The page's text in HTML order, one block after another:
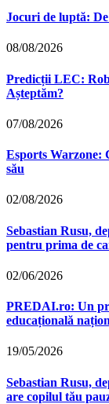
Jocuri de luptă:
08/08/2026
Predicții LEC:
Așteptăm?
07/08/2026
Esports Warzone:
său
02/08/2026
Sebastian Rusu,
pentru prima de
02/06/2026
PREDAI.ro: Un
educațională
19/05/2026
Sebastian Rusu,
are copilul tău